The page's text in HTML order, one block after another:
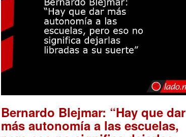
Bernardo Blejmar: “Hay que dar
más autonomía a las escuelas,